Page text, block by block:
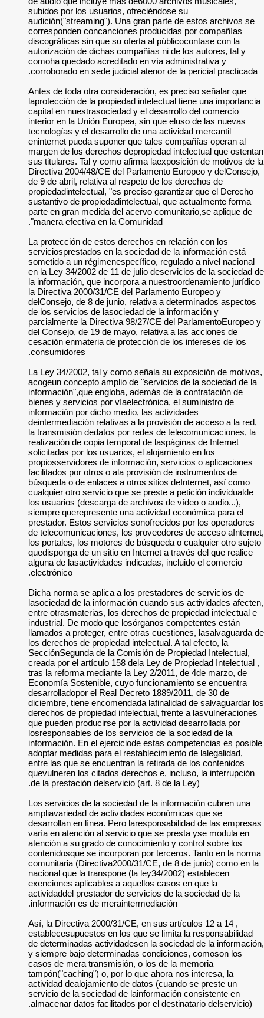
subidos por los
corresponden
discográficas sin
autorización de
comoha quedado
corroborado en
Antes de toda otra
laprotección de la
capital en
interior en la Unión
tecnologías y el
eninternet pueda
margen de los
sus titulares. Tal y
Directiva 2004/48/
de 9 de abril,
sustantivo de
parte en gran
La protección de
serviciosprestados
sometido a un
en la Ley 34/2002
la información, que
la Directiva 2000/
delConsejo, de 8
de los servicios de
parcialmente la
del Consejo, de 19
cesación
La Ley 34/2002,
acogeun concepto
información",que
bienes y servicios
información por
deintermediación
la transmisión
realización de
solicitadas por los
propiosservidores
facilitados por
búsqueda o de
cualquier otro
los usuarios
siempre
prestador. Estos
de
los portales, los
quedisponga de un
alguna de
Dicha norma se
lasociedad de la
entre
industrial. De
llamados a
los derechos de
SecciónSegunda
creada por el
tras la reforma
Economía
desarrolladopor el
diciembre, tiene
derechos de
que pueden
losresponsables
información. En el
adoptar medidas
entre las que se
quevulneren los
de la prestación
Los servicios de la
ampliavariedad de
desarrollan en
varía en atención
atención a su
contenidosque se
comunitaria
nacional que la
exenciones
actividaddel
Así, la Directiva
de determinadas
y siempre bajo
casos de mera
tampón("caching")
actividad
servicio de la
almacenar datos